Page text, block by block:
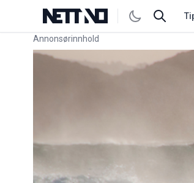
Annonsørinnhold
Link for annonse